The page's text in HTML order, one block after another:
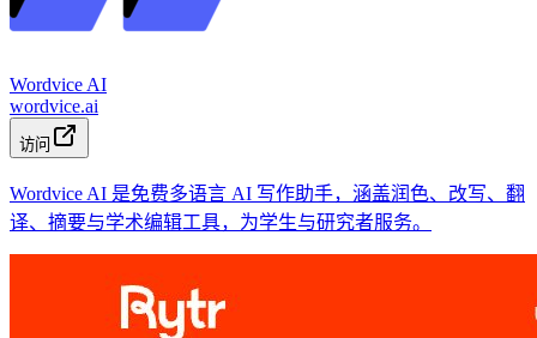
Wordvice AI
wordvice.ai
访问
Wordvice AI 是免费多语言 AI 写作助手，涵盖润色、改写、翻
译、摘要与学术编辑工具，为学生与研究者服务。